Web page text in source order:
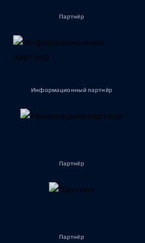
Партнёр
Информационный партнёр
Партнёр
Партнёр